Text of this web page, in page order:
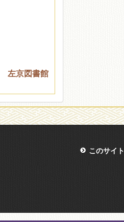
左京図書館
このサイ